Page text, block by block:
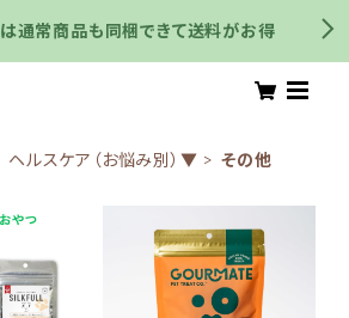
通常商品も同梱できて送料がお得
ヘルスケア（お悩み別）▼ その他